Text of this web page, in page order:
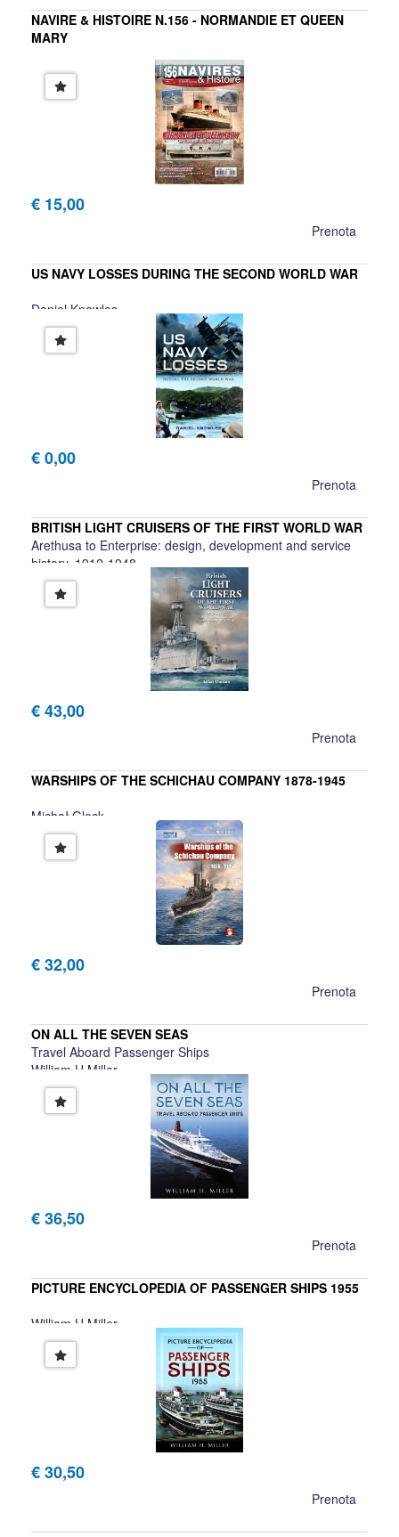
NAVIRE & HISTOIRE N.156 - NORMANDIE ET QUEEN
MARY
NAVIRES & HISTOIRE
€ 15,00
Prenota
US NAVY LOSSES DURING THE SECOND WORLD WAR
Daniel Knowles
€ 0,00
Prenota
BRITISH LIGHT CRUISERS OF THE FIRST WORLD WAR
Arethusa to Enterprise: design, development and service
history, 1912-1948
Aidan Dodson
€ 43,00
Prenota
WARSHIPS OF THE SCHICHAU COMPANY 1878-1945
Michał Glock
€ 32,00
Prenota
ON ALL THE SEVEN SEAS
Travel Aboard Passenger Ships
William H Miller
€ 36,50
Prenota
PICTURE ENCYCLOPEDIA OF PASSENGER SHIPS 1955
William H Miller
€ 30,50
Prenota